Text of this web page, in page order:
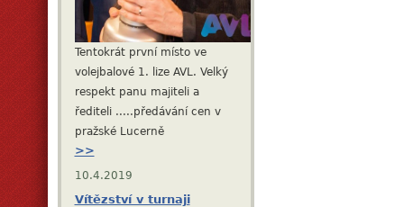
Tentokrát první místo ve
volejbalové 1. lize AVL. Velký
respekt panu majiteli a
řediteli .....předávání cen v
pražské Lucerně
>>
10.4.2019
Vítězství v turnaji